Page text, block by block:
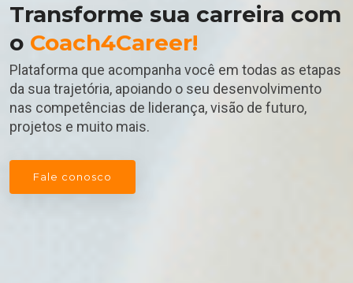
Transforme sua carreira com
o Coach4Career!
Plataforma que acompanha você em todas as etapas
da sua trajetória, apoiando o seu desenvolvimento
nas competências de liderança, visão de futuro,
projetos e muito mais.
Fale conosco